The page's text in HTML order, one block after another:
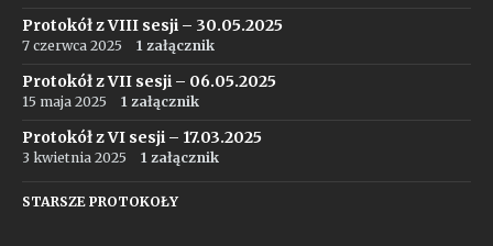
Protokół z VIII sesji – 30.05.2025
7 czerwca 2025 1 załącznik
Protokół z VII sesji – 06.05.2025
15 maja 2025 1 załącznik
Protokół z VI sesji – 17.03.2025
3 kwietnia 2025 1 załącznik
STARSZE PROTOKOŁY